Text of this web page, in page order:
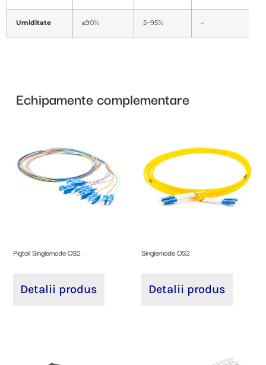
Umiditate ≤90% 5~95% –
Echipamente complementare
Pigtail Singlemode OS2
Detalii produs
Singlemode OS2
Detalii produs